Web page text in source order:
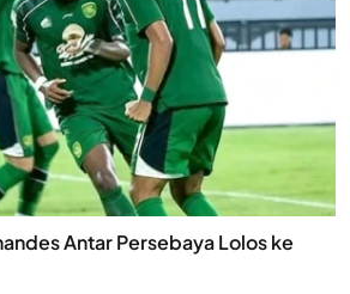
Antar Persebaya Lolos ke